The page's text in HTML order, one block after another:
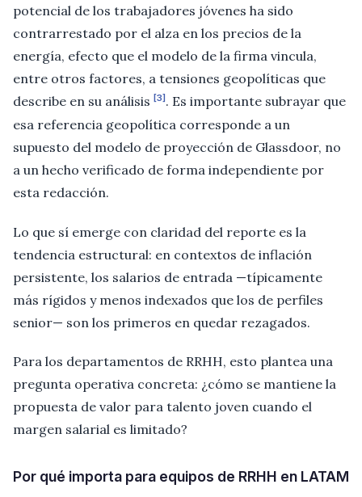
potencial de los trabajadores jóvenes ha sido
contrarrestado por el alza en los precios de la
energía, efecto que el modelo de la firma vincula,
entre otros factores, a tensiones geopolíticas que
describe en su análisis [3] . Es importante subrayar que
esa referencia geopolítica corresponde a un
supuesto del modelo de proyección de Glassdoor, no
a un hecho verificado de forma independiente por
esta redacción.
Lo que sí emerge con claridad del reporte es la
tendencia estructural: en contextos de inflación
persistente, los salarios de entrada —típicamente
más rígidos y menos indexados que los de perfiles
senior— son los primeros en quedar rezagados.
Para los departamentos de RRHH, esto plantea una
pregunta operativa concreta: ¿cómo se mantiene la
propuesta de valor para talento joven cuando el
margen salarial es limitado?
Por qué importa para equipos de RRHH en LATAM